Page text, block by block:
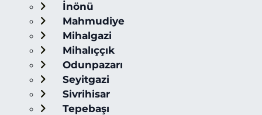
İnönü
Mahmudiye
Mihalgazi
Mihalıççık
Odunpazarı
Seyitgazi
Sivrihisar
Tepebaşı